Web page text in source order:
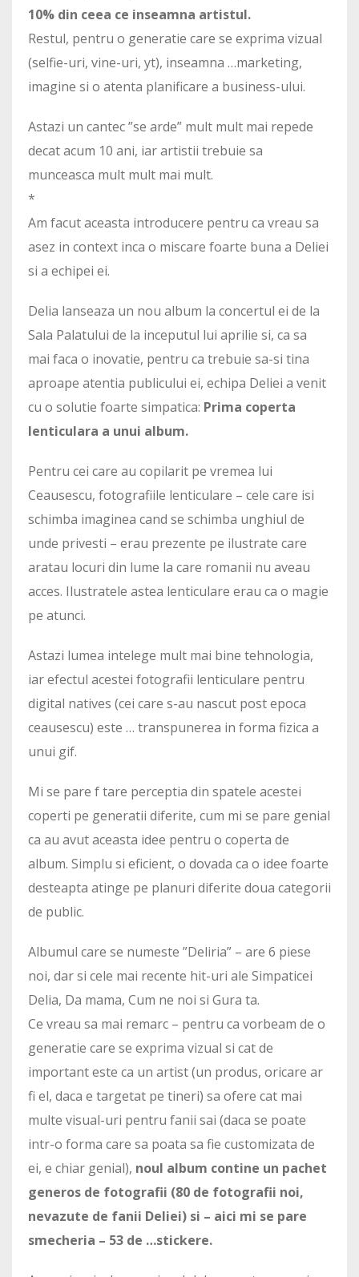
10% din ceea ce inseamna artistul.
Restul, pentru o generatie care se exprima vizual
(selfie-uri, vine-uri, yt), inseamna …marketing,
imagine si o atenta planificare a business-ului.
Astazi un cantec ”se arde” mult mult mai repede
decat acum 10 ani, iar artistii trebuie sa
munceasca mult mult mai mult.
*
Am facut aceasta introducere pentru ca vreau sa
asez in context inca o miscare foarte buna a Deliei
si a echipei ei.
Delia lanseaza un nou album la concertul ei de la
Sala Palatului de la inceputul lui aprilie si, ca sa
mai faca o inovatie, pentru ca trebuie sa-si tina
aproape atentia publicului ei, echipa Deliei a venit
cu o solutie foarte simpatica: Prima coperta
lenticulara a unui album.
Pentru cei care au copilarit pe vremea lui
Ceausescu, fotografiile lenticulare – cele care isi
schimba imaginea cand se schimba unghiul de
unde privesti – erau prezente pe ilustrate care
aratau locuri din lume la care romanii nu aveau
acces. Ilustratele astea lenticulare erau ca o magie
pe atunci.
Astazi lumea intelege mult mai bine tehnologia,
iar efectul acestei fotografii lenticulare pentru
digital natives (cei care s-au nascut post epoca
ceausescu) este … transpunerea in forma fizica a
unui gif.
Mi se pare f tare perceptia din spatele acestei
coperti pe generatii diferite, cum mi se pare genial
ca au avut aceasta idee pentru o coperta de
album. Simplu si eficient, o dovada ca o idee foarte
desteapta atinge pe planuri diferite doua categorii
de public.
Albumul care se numeste ”Deliria” – are 6 piese
noi, dar si cele mai recente hit-uri ale Simpaticei
Delia, Da mama, Cum ne noi si Gura ta.
Ce vreau sa mai remarc – pentru ca vorbeam de o
generatie care se exprima vizual si cat de
important este ca un artist (un produs, oricare ar
fi el, daca e targetat pe tineri) sa ofere cat mai
multe visual-uri pentru fanii sai (daca se poate
intr-o forma care sa poata sa fie customizata de
ei, e chiar genial), noul album contine un pachet
generos de fotografii (80 de fotografii noi,
nevazute de fanii Deliei) si – aici mi se pare
smecheria – 53 de …stickere.